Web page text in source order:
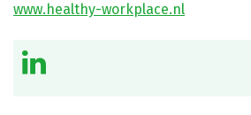
www.healthy-workplace.nl